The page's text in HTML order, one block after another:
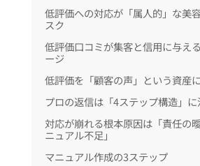
低評価への対応が「属人的」な美
スク
低評価口コミが集客と信用に与え
ージ
低評価を「顧客の声」という資産
プロの返信は「4ステップ構造」に
対応が崩れる根本原因は「責任の
ニュアル不足」
マニュアル作成の3ステップ